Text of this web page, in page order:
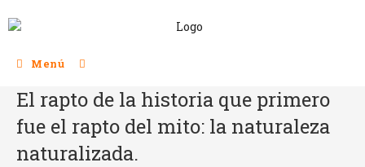
Menú
El rapto de la historia que primero
fue el rapto del mito: la naturaleza
naturalizada.